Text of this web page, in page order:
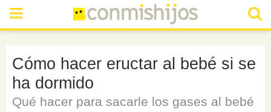
Cómo hacer eructar al bebé si se
ha dormido
Qué hacer para sacarle los gases al bebé